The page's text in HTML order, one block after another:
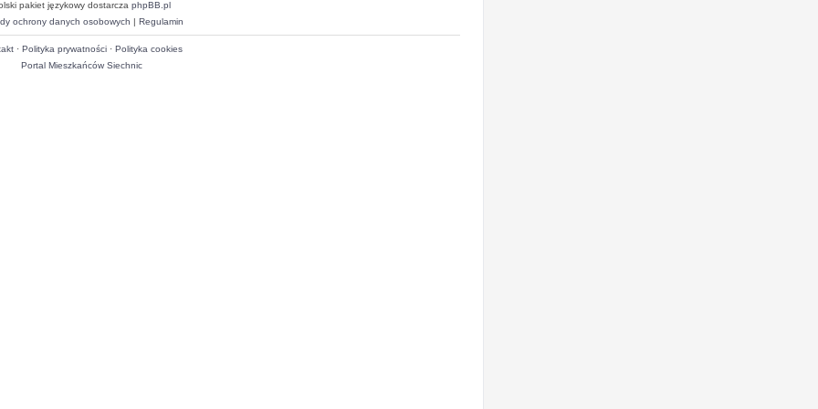
pakiet językowy dostarcza phpBB.pl
ochrony danych osobowych | Regulamin
· Polityka prywatności· Polityka cookies
Portal Mieszkańców Siechnic